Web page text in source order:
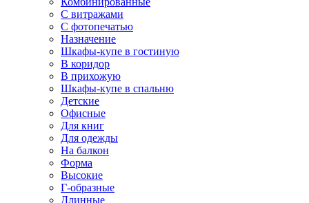
С витражами
С фотопечатью
Назначение
Шкафы-купе в гостиную
В коридор
В прихожую
Шкафы-купе в спальню
Детские
Офисные
Для книг
Для одежды
На балкон
Форма
Высокие
Г-образные
Длинные